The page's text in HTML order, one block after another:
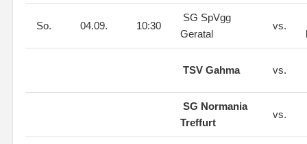
So. 04.09. 10:30
SG SpVgg
Geratal
vs.
TSV Gahma vs.
SG Normania
Treffurt
vs.